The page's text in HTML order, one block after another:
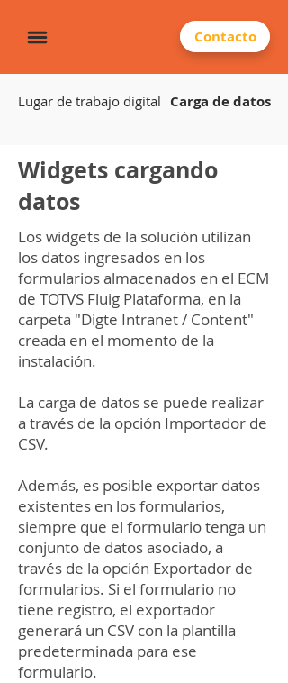
Contacto
Lugar de trabajo digital Carga de datos
Widgets cargando
datos
Los widgets de la solución utilizan
los datos ingresados en los
formularios almacenados en el ECM
de TOTVS Fluig Plataforma, en la
carpeta "Digte Intranet / Content"
creada en el momento de la
instalación.
La carga de datos se puede realizar
a través de la opción Importador de
CSV.
Además, es posible exportar datos
existentes en los formularios,
siempre que el formulario tenga un
conjunto de datos asociado, a
través de la opción Exportador de
formularios. Si el formulario no
tiene registro, el exportador
generará un CSV con la plantilla
predeterminada para ese
formulario.